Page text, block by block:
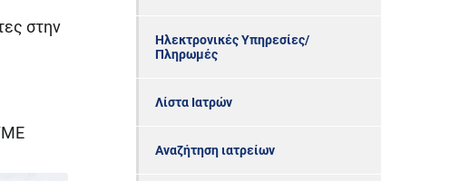
στην
Ηλεκτρονικές Υπηρεσίες/
Πληρωμές
Λίστα Ιατρών
Αναζήτηση ιατρείων